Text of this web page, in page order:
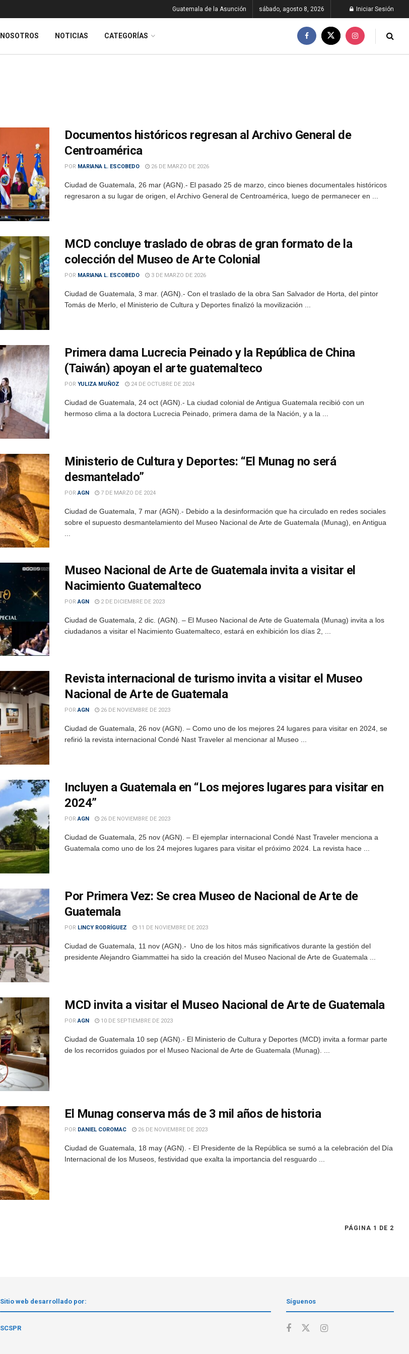
Guatemala de la Asunción sábado, agosto 8, 2026 Iniciar Sesión
NOSOTROS NOTICIAS CATEGORÍAS
Documentos históricos regresan al Archivo General de
Centroamérica
POR MARIANA L. ESCOBEDO 26 DE MARZO DE 2026
Ciudad de Guatemala, 26 mar (AGN).- El pasado 25 de marzo, cinco bienes documentales históricos
regresaron a su lugar de origen, el Archivo General de Centroamérica, luego de permanecer en ...
MCD concluye traslado de obras de gran formato de la
colección del Museo de Arte Colonial
POR MARIANA L. ESCOBEDO 3 DE MARZO DE 2026
Ciudad de Guatemala, 3 mar. (AGN).- Con el traslado de la obra San Salvador de Horta, del pintor
Tomás de Merlo, el Ministerio de Cultura y Deportes finalizó la movilización ...
Primera dama Lucrecia Peinado y la República de China
(Taiwán) apoyan el arte guatemalteco
POR YULIZA MUÑOZ 24 DE OCTUBRE DE 2024
Ciudad de Guatemala, 24 oct (AGN).- La ciudad colonial de Antigua Guatemala recibió con un
hermoso clima a la doctora Lucrecia Peinado, primera dama de la Nación, y a la ...
Ministerio de Cultura y Deportes: “El Munag no será
desmantelado”
POR AGN 7 DE MARZO DE 2024
Ciudad de Guatemala, 7 mar (AGN).- Debido a la desinformación que ha circulado en redes sociales
sobre el supuesto desmantelamiento del Museo Nacional de Arte de Guatemala (Munag), en Antigua
Museo Nacional de Arte de Guatemala invita a visitar el
Nacimiento Guatemalteco
POR AGN 2 DE DICIEMBRE DE 2023
Ciudad de Guatemala, 2 dic. (AGN). – El Museo Nacional de Arte de Guatemala (Munag) invita a los
ciudadanos a visitar el Nacimiento Guatemalteco, estará en exhibición los días 2, ...
Revista internacional de turismo invita a visitar el Museo
Nacional de Arte de Guatemala
POR AGN 26 DE NOVIEMBRE DE 2023
Ciudad de Guatemala, 26 nov (AGN). – Como uno de los mejores 24 lugares para visitar en 2024, se
refirió la revista internacional Condé Nast Traveler al mencionar al Museo ...
Incluyen a Guatemala en “Los mejores lugares para visitar en
2024”
POR AGN 26 DE NOVIEMBRE DE 2023
Ciudad de Guatemala, 25 nov (AGN). – El ejemplar internacional Condé Nast Traveler menciona a
Guatemala como uno de los 24 mejores lugares para visitar el próximo 2024. La revista hace ...
Por Primera Vez: Se crea Museo de Nacional de Arte de
Guatemala
POR LINCY RODRÍGUEZ 11 DE NOVIEMBRE DE 2023
Ciudad de Guatemala, 11 nov (AGN).- Uno de los hitos más significativos durante la gestión del
presidente Alejandro Giammattei ha sido la creación del Museo Nacional de Arte de Guatemala ...
MCD invita a visitar el Museo Nacional de Arte de Guatemala
POR AGN 10 DE SEPTIEMBRE DE 2023
Ciudad de Guatemala 10 sep (AGN).- El Ministerio de Cultura y Deportes (MCD) invita a formar parte
de los recorridos guiados por el Museo Nacional de Arte de Guatemala (Munag). ...
El Munag conserva más de 3 mil años de historia
POR DANIEL COROMAC 26 DE NOVIEMBRE DE 2023
Ciudad de Guatemala, 18 may (AGN). - El Presidente de la República se sumó a la celebración del Día
Internacional de los Museos, festividad que exalta la importancia del resguardo ...
PÁGINA 1 DE 2
Sitio web desarrollado por:
SCSPR
Síguenos